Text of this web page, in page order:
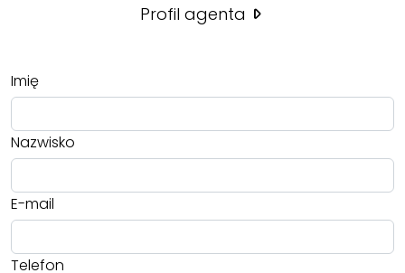
Profil agenta
Imię
Nazwisko
E-mail
Telefon